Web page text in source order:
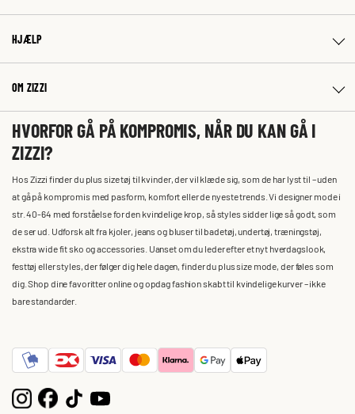
HJÆLP
OM ZIZZI
HVORFOR GÅ PÅ KOMPROMIS, NÅR DU KAN GÅ I
ZIZZI?
Hos Zizzi finder du plus size tøj til kvinder, der vil klæde sig, som de har lyst til – uden
at gå på kompromis med pasform, komfort eller de nyeste trends. Vi designer mode i
str. 40-64 med forståelse for den kvindelige krop, så styles sidder lige så godt, som
de ser ud. Udforsk alt fra kjoler, jeans og bluser til badetøj, undertøj, træningstøj,
ekstra wide fit sko og accessories. Uanset om du leder efter et nyt hverdagslook,
festtøj eller styles, der følger dig hele dagen, finder du plus size mode, der føles som
dig. Shop dine favoritter online og opdag fashion skabt til kvindelige kurver – ikke
bare standarder.